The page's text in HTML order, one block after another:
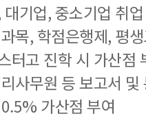
기업, 중소기업 취
목, 학점은행제, 평
터고 진학 시 가산점
사무원 등 보고서 및
가산점 부여